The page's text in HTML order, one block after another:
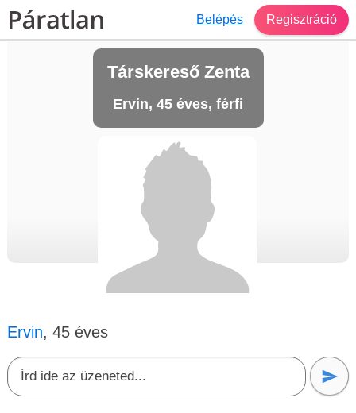
Belépés Regisztráció
Társkereső Zenta
Ervin, 45 éves, férfi
Ervin, 45 éves